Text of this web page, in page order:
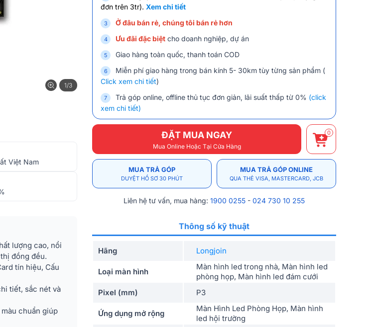
1/3
Việt Nam
lượng cao, nổi
đồng đều.
tín hiệu, Cấu
tiết, sắc nét và
chuẩn giúp
đơn trên 3tr). Xem chi tiết
Ở đâu bán rẻ, chúng tôi bán rẻ hơn
Ưu đãi đặc biệt cho doanh nghiệp, dự án
Giao hàng toàn quốc, thanh toán COD
Miễn phí giao hàng trong bán kính 5- 30km tùy từng sản phẩm (
Click xem chi tiết)
Trả góp online, offline thủ tục đơn giản, lãi suất thấp từ 0% (click
xem chi tiết)
ĐẶT MUA NGAY
Mua Online Hoặc Tại Cửa Hàng
0
MUA TRẢ GÓP
DUYỆT HỒ SƠ 30 PHÚT
MUA TRẢ GÓP ONLINE
QUA THẺ VISA, MASTERCARD, JCB
Liên hệ tư vấn, mua hàng: 1900 0255 - 024 730 10 255
Thông số kỹ thuật
Hãng Longjoin
Loại màn hình
Màn hình led trong nhà, Màn hình led
phòng họp, Màn hình led đám cưới
Pixel (mm)
P3
Ứng dụng mở rộng
Màn Hình Led Phòng Họp, Màn hình
led hội trường